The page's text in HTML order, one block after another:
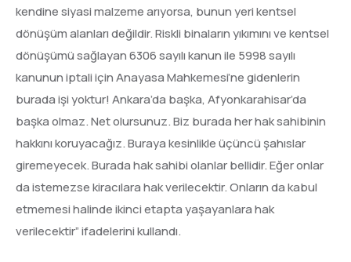
kendine siyasi malzeme arıyorsa, bunun yeri kentsel
dönüşüm alanları değildir. Riskli binaların yıkımını ve kentsel
dönüşümü sağlayan 6306 sayılı kanun ile 5998 sayılı
kanunun iptali için Anayasa Mahkemesi’ne gidenlerin
burada işi yoktur! Ankara’da başka, Afyonkarahisar’da
başka olmaz. Net olursunuz. Biz burada her hak sahibinin
hakkını koruyacağız. Buraya kesinlikle üçüncü şahıslar
giremeyecek. Burada hak sahibi olanlar bellidir. Eğer onlar
da istemezse kiracılara hak verilecektir. Onların da kabul
etmemesi halinde ikinci etapta yaşayanlara hak
verilecektir” ifadelerini kullandı.